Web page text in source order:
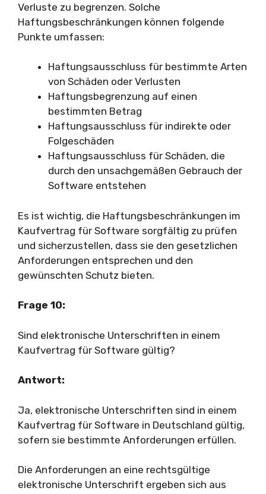
Verluste zu begrenzen. Solche
Haftungsbeschränkungen können folgende
Punkte umfassen:
Haftungsausschluss für bestimmte Arten
von Schäden oder Verlusten
Haftungsbegrenzung auf einen
bestimmten Betrag
Haftungsausschluss für indirekte oder
Folgeschäden
Haftungsausschluss für Schäden, die
durch den unsachgemäßen Gebrauch der
Software entstehen
Es ist wichtig, die Haftungsbeschränkungen im
Kaufvertrag für Software sorgfältig zu prüfen
und sicherzustellen, dass sie den gesetzlichen
Anforderungen entsprechen und den
gewünschten Schutz bieten.
Frage 10:
Sind elektronische Unterschriften in einem
Kaufvertrag für Software gültig?
Antwort:
Ja, elektronische Unterschriften sind in einem
Kaufvertrag für Software in Deutschland gültig,
sofern sie bestimmte Anforderungen erfüllen.
Die Anforderungen an eine rechtsgültige
elektronische Unterschrift ergeben sich aus